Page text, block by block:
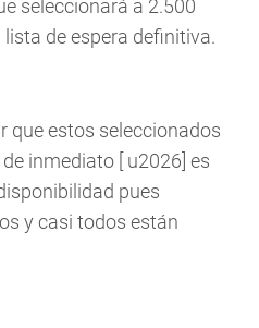
seleccionará a 2.500
de espera definitiva.
que estos seleccionados
inmediato [ u2026] es
pues
y casi todos están